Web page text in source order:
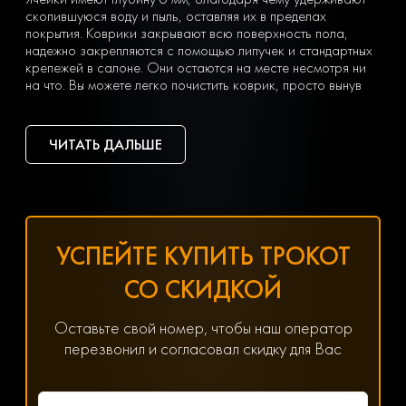
скопившуюся воду и пыль, оставляя их в пределах
покрытия. Коврики закрывают всю поверхность пола,
надежно закрепляются с помощью липучек и стандартных
крепежей в салоне. Они остаются на месте несмотря ни
на что. Вы можете легко почистить коврик, просто вынув
дворового шланга.
Тип ячеек вы выбираете сами с учетом ваших личных
Чтобы заказать недорогие ЕВА коврики для Audi Q5 (1)
(8R) (2008-2017), оформите заявку, заполнив онлайн-
форму на нашем сайте.
Хотите получить помощь в подборе товаров? Наш
специалист всегда на связи! Позвоните по телефону
8(800) 600-89-40, 8(495) 445-55-08 или напишите в
мессенджер WhatsApp, Viber или Telegram. Менеджер
решит любой возникший вопрос, связанный с
параметрами, ценой и доставкой.
ЧИТАТЬ ДАЛЬШЕ
УСПЕЙТЕ КУПИТЬ ТРОКОТ
СО СКИДКОЙ
Оставьте свой номер, чтобы наш оператор
перезвонил и согласовал скидку для Вас